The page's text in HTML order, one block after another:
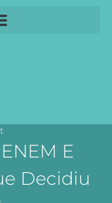
E
Decidiu